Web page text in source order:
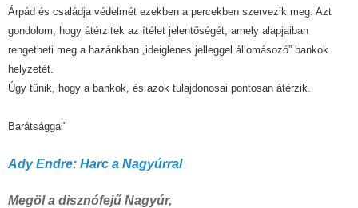
Árpád és családja védelmét ezekben a percekben szervezik meg. Azt
gondolom, hogy átérzitek az ítélet jelentőségét, amely alapjaiban
rengetheti meg a hazánkban „ideiglenes jelleggel állomásozó” bankok
helyzetét.
Úgy tűnik, hogy a bankok, és azok tulajdonosai pontosan átérzik.
Barátsággal"
Ady Endre: Harc a Nagyúrral
Megöl a disznófejű Nagyúr,